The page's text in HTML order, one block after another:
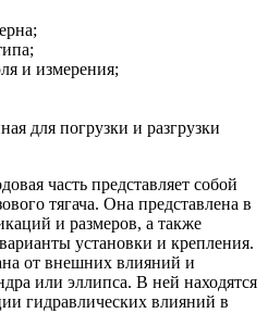
и измерения;
для погрузки и разгрузки
часть представляет собой
тягача. Она представлена в
и размеров, а также
установки и крепления.
от внешних влияний и
или эллипса. В ней находятся
гидравлических влияний в